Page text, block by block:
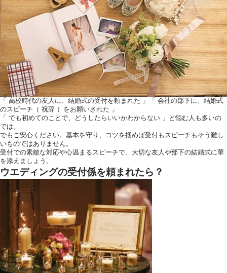
ウエディングレポート
ご列席の皆様へ
トピックス
お問い合わせ・
資料請求
「 高校時代の友人に、結婚式の受付を頼まれた 」「 会社の部下に、結婚式
のスピーチ（ 祝辞 ）をお願いされた 」
「 でも初めてのことで、どうしたらいいかわからない 」と悩む人も多いの
では。
でもご安心ください。基本を守り、コツを掴めば受付もスピーチもそう難し
いものではありません。
受付での素敵な対応や心温まるスピーチで、大切な友人や部下の結婚式に華
を添えましょう。
ウエディングの受付係を頼まれたら？